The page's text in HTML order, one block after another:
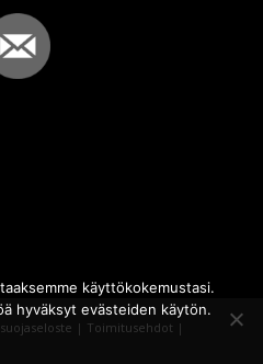
| Toimitusehdot |
käyttökokemustasi.
hyväksyt evästeiden käytön.